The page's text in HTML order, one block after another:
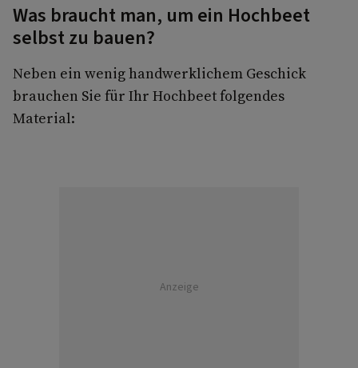
Was braucht man, um ein Hochbeet
selbst zu bauen?
Neben ein wenig handwerklichem Geschick
brauchen Sie für Ihr Hochbeet folgendes
Material:
Anzeige